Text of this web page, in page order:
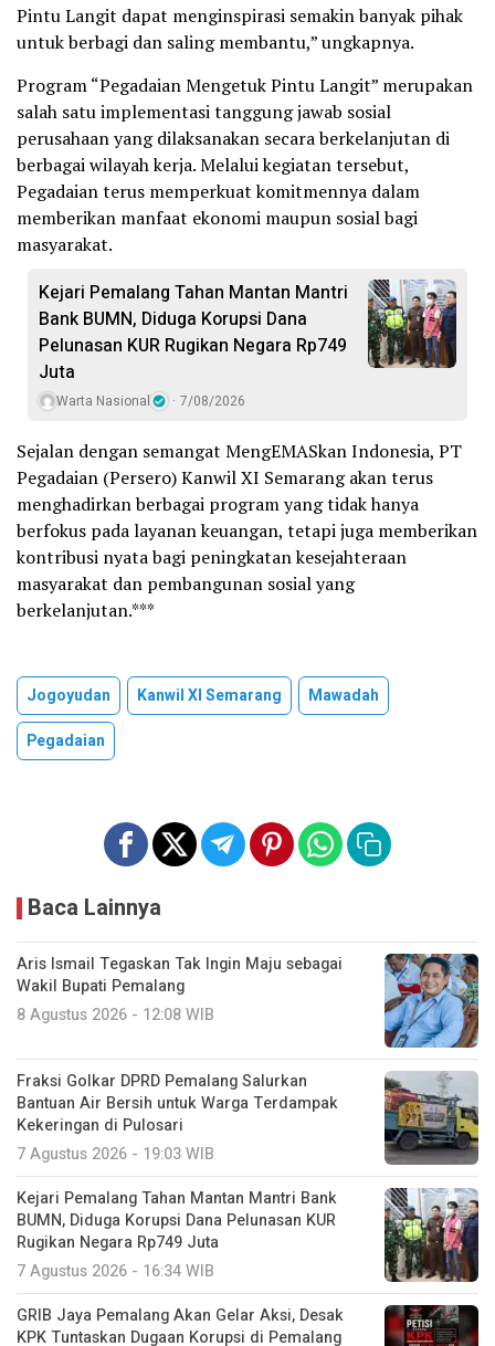
Pintu Langit dapat menginspirasi semakin banyak pihak
untuk berbagi dan saling membantu,” ungkapnya.
Program “Pegadaian Mengetuk Pintu Langit” merupakan
salah satu implementasi tanggung jawab sosial
perusahaan yang dilaksanakan secara berkelanjutan di
berbagai wilayah kerja. Melalui kegiatan tersebut,
Pegadaian terus memperkuat komitmennya dalam
memberikan manfaat ekonomi maupun sosial bagi
masyarakat.
Kejari Pemalang Tahan Mantan Mantri
Bank BUMN, Diduga Korupsi Dana
Pelunasan KUR Rugikan Negara Rp749
Juta
Warta Nasional 7/08/2026
Sejalan dengan semangat MengEMASkan Indonesia, PT
Pegadaian (Persero) Kanwil XI Semarang akan terus
menghadirkan berbagai program yang tidak hanya
berfokus pada layanan keuangan, tetapi juga memberikan
kontribusi nyata bagi peningkatan kesejahteraan
masyarakat dan pembangunan sosial yang
berkelanjutan.***
Jogoyudan Kanwil XI Semarang
Mawadah
Pegadaian
Baca Lainnya
Aris Ismail Tegaskan Tak Ingin Maju sebagai
Wakil Bupati Pemalang
8 Agustus 2026 - 12:08 WIB
Fraksi Golkar DPRD Pemalang Salurkan
Bantuan Air Bersih untuk Warga Terdampak
Kekeringan di Pulosari
7 Agustus 2026 - 19:03 WIB
Kejari Pemalang Tahan Mantan Mantri Bank
BUMN, Diduga Korupsi Dana Pelunasan KUR
Rugikan Negara Rp749 Juta
7 Agustus 2026 - 16:34 WIB
GRIB Jaya Pemalang Akan Gelar Aksi, Desak
KPK Tuntaskan Dugaan Korupsi di Pemalang